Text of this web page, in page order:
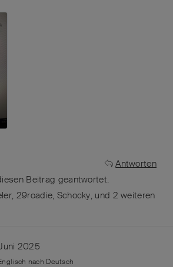
Antworten
Beitrag geantwortet.
, 29roadie, Schocky, und 2 weiteren
2025
nach Deutsch